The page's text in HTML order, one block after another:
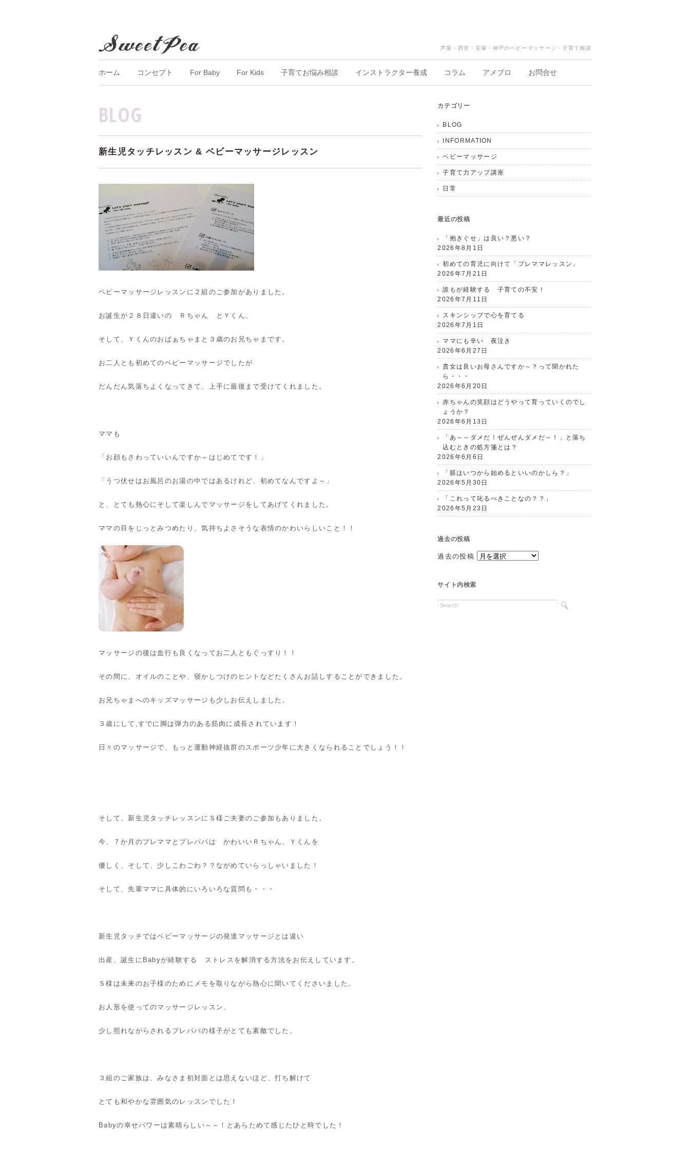
芦屋・西宮・宝塚・神戸のベビーマッサージ・子育て相談
ホーム コンセプト For Baby For Kids 子育てお悩み相談 インストラクター養成 コラム アメブロ お問合せ
BLOG
新生児タッチレッスン & ベビーマッサージレッスン
ベビーマッサージレッスンに２組のご参加がありました。
お誕生が２８日違いの Ｒちゃん とＹくん、
そして、Ｙくんのおばぁちゃまと３歳のお兄ちゃまです。
お二人とも初めてのベビーマッサージでしたが
だんだん気落ちよくなってきて、上手に最後まで受けてくれました。
ママも
「お顔もさわっていいんですか～はじめてです！」
「うつ伏せはお風呂のお湯の中ではあるけれど、初めてなんですよ～」
と、とても熱心にそして楽しんでマッサージをしてあげてくれました。
ママの目をじっとみつめたり、気持ちよさそうな表情のかわいらしいこと！！
マッサージの後は血行も良くなってお二人ともぐっすり！！
その間に、オイルのことや、寝かしつけのヒントなどたくさんお話しすることができました。
お兄ちゃまへのキッズマッサージも少しお伝えしました。
３歳にして,すでに脚は弾力のある筋肉に成長されています！
日々のマッサージで、もっと運動神経抜群のスポーツ少年に大きくなられることでしょう！！
そして、新生児タッチレッスンにＳ様ご夫妻のご参加もありました。
今、７か月のプレママとプレパパは かわいいＲちゃん、Ｙくんを
優しく、そして、少しこわごわ？？ながめていらっしゃいました！
そして、先輩ママに具体的にいろいろな質問も・・・
新生児タッチではベビーマッサージの発達マッサージとは違い
出産、誕生にBabyが経験する ストレスを解消する方法をお伝えしています。
Ｓ様は未来のお子様のためにメモを取りながら熱心に聞いてくださいました。
お人形を使ってのマッサージレッスン、
少し照れながらされるプレパパの様子がとても素敵でした。
３組のご家族は、みなさま初対面とは思えないほど、打ち解けて
とても和やかな雰囲気のレッスンでした！
Babyの幸せパワーは素晴らしい～～！とあらためて感じたひと時でした！
カテゴリー
BLOG
INFORMATION
ベビーマッサージ
子育て力アップ講座
日常
最近の投稿
「抱きぐせ」は良い？悪い？
2026年8月1日
初めての育児に向けて「プレママレッスン」
2026年7月21日
誰もが経験する 子育ての不安！
2026年7月11日
スキンシップで心を育てる
2026年7月1日
ママにも辛い 夜泣き
2026年6月27日
貴女は良いお母さんですか～？って聞かれた
ら・・・
2026年6月20日
赤ちゃんの笑顔はどうやって育っていくのでし
ょうか？
2026年6月13日
「あ～～ダメだ！ぜんぜんダメだ～！」と落ち
込むときの処方箋とは？
2026年6月6日
「躾はいつから始めるといいのかしら？」
2026年5月30日
「これって叱るべきことなの？？」
2026年5月23日
過去の投稿
過去の投稿
サイト内検索